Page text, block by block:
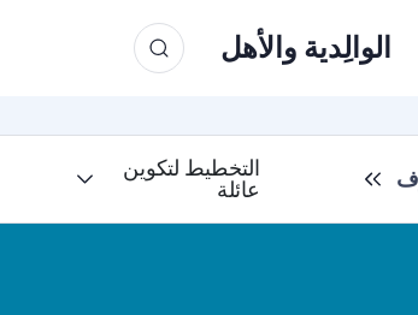
الوالِدية والأهل
التخطيط لتكوين
عائلة